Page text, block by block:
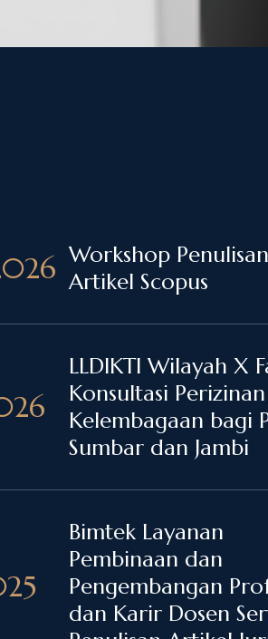
Workshop Penulisan
Artikel Scopus
LLDIKTI Wilayah X
Konsultasi Perizinan
Kelembagaan bagi
Sumbar dan Jambi
Bimtek Layanan
Pembinaan dan
Pengembangan
dan Karir Dosen